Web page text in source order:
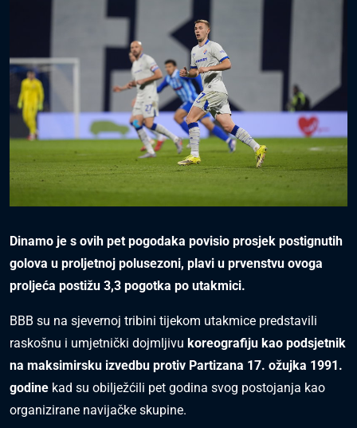
Dinamo je s ovih pet pogodaka povisio prosjek postignutih
golova u proljetnoj polusezoni, plavi u prvenstvu ovoga
proljeća postižu 3,3 pogotka po utakmici.
BBB su na sjevernoj tribini tijekom utakmice predstavili
raskošnu i umjetnički dojmljivu koreografiju kao podsjetnik
na maksimirsku izvedbu protiv Partizana 17. ožujka 1991.
godine kad su obilježćili pet godina svog postojanja kao
organizirane navijačke skupine.